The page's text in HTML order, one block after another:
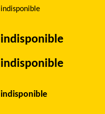
indisponible
indisponible
indisponible
indisponible